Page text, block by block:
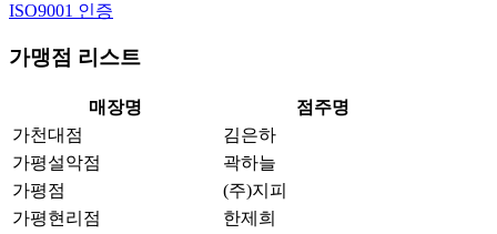
ISO9001 인증
가맹점 리스트
매장명
점주명
가천대점
김은하
가평설악점
곽하늘
가평점
(주)지피
가평현리점
한제희